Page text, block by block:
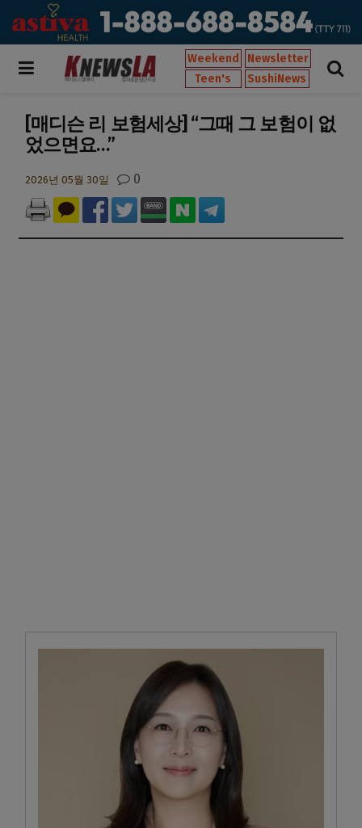
Weekend
Newsletter
Teen's
SushiNews
[매디슨 리 보험세상] “그때 그 보험이 없
었으면요…”
2026년 05월 30일 0